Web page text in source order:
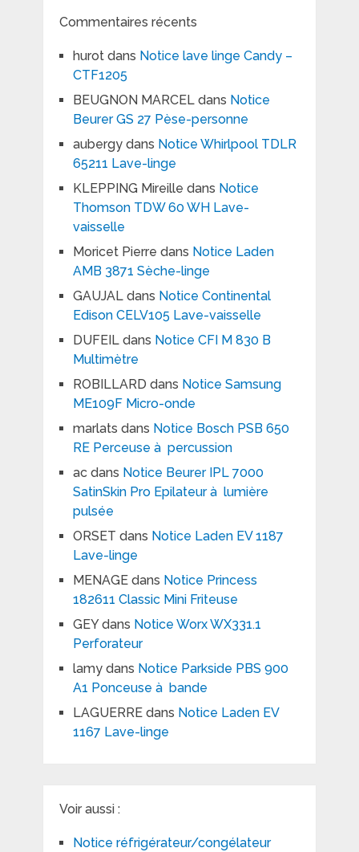
Commentaires récents
hurotdans Notice lave linge Candy –
CTF1205
BEUGNON MARCELdans Notice
Beurer GS 27 Pèse-personne
aubergydans Notice Whirlpool TDLR
65211 Lave-linge
KLEPPING Mireille dans Notice
Thomson TDW 60 WH Lave-
vaisselle
Moricet Pierre dans Notice Laden
AMB 3871 Sèche-linge
GAUJALdans Notice Continental
Edison CELV105 Lave-vaisselle
DUFEILdans Notice CFI M 830 B
Multimètre
ROBILLARD dans Notice Samsung
ME109F Micro-onde
marlats dans Notice Bosch PSB 650
RE Perceuse à percussion
acdans Notice Beurer IPL 7000
SatinSkin Pro Epilateur à lumière
pulsée
ORSET dans Notice Laden EV 1187
Lave-linge
MENAGEdans Notice Princess
182611 Classic Mini Friteuse
GEYdans Notice Worx WX331.1
Perforateur
lamydans Notice Parkside PBS 900
A1 Ponceuse à bande
LAGUERREdans Notice Laden EV
1167 Lave-linge
Voir aussi :
Notice réfrigérateur/congélateur